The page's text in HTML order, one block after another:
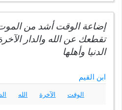
إضاعة الوقت أشد من
تقطعك عن الله والدار
الدنيا وأهلها
ابن القيم
الوقت الآخرة الله